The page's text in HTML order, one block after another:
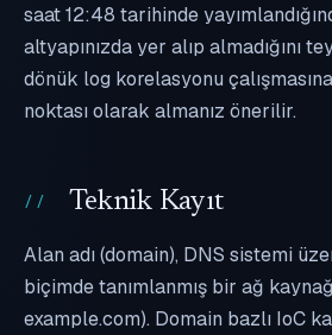
saat 12:48 tarihinde
altyapınızda yer alıp almadığını
dönük log korelasyonu
noktası olarak almanız önerilir.
Teknik Kayıt
Alan adı (domain), DNS sistemi
biçimde tanımlanmış bir ağ
example.com). Domain bazlı IoC